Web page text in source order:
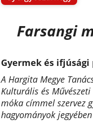
Farsangi
Gyermek és
A Hargita Megye
Kulturális és
móka címmel szervez
hagyományok jegyében